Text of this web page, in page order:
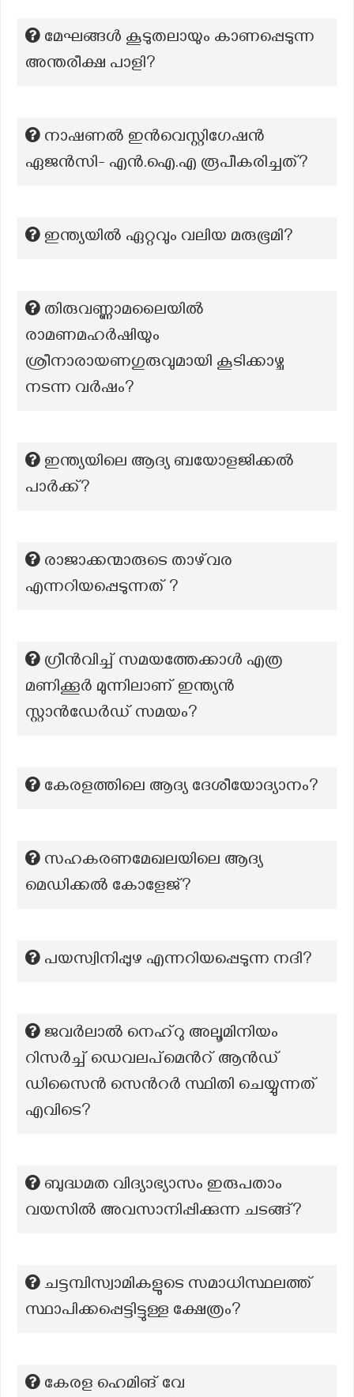
മേഘങ്ങൾ കൂടുതലായും കാണപ്പെടുന്ന
അന്തരീക്ഷ പാളി?
നാഷണൽ ഇൻവെസ്റ്റിഗേഷൻ
ഏജൻസി- എൻ.ഐ.എ രൂപീകരിച്ചത്?
ഇന്ത്യയിൽ ഏറ്റവും വലിയ മരുഭൂമി?
തിരുവണ്ണാമലൈയിൽ
രാമണമഹർഷിയും
ശ്രീനാരായണഗുരുവുമായി കൂടിക്കാഴ്ച
നടന്ന വർഷം?
ഇന്ത്യയിലെ ആദ്യ ബയോളജിക്കല്‍
പാര്‍ക്ക്?
രാജാക്കന്മാരുടെ താഴ്‌വര
എന്നറിയപ്പെടുന്നത് ?
ഗ്രീൻവിച്ച് സമയത്തേക്കാൾ എത്ര
മണിക്കൂർ മുന്നിലാണ് ഇന്ത്യൻ
സ്റ്റാൻഡേർഡ് സമയം?
കേരളത്തിലെ ആദ്യ ദേശീയോദ്യാനം?
സഹകരണമേഖലയിലെ ആദ്യ
മെഡിക്കല്‍‍ കോളേജ്?
പയസ്വിനിപ്പുഴ എന്നറിയപ്പെടുന്ന നദി?
ജവർലാൽ നെഹ്റു അലൂമിനിയം
റിസർച്ച് ഡെവലപ്മെൻറ് ആൻഡ്
ഡിസൈൻ സെൻറർ സ്ഥിതി ചെയ്യുന്നത്
എവിടെ?
ബുദ്ധമത വിദ്യാഭ്യാസം ഇരുപതാം
വയസിൽ അവസാനിപ്പിക്കുന്ന ചടങ്ങ്?
ചട്ടമ്പിസ്വാമികളുടെ സമാധിസ്ഥലത്ത്
സ്ഥാപിക്കപ്പെട്ടിട്ടുള്ള ക്ഷേത്രം?
കേരള ഹെമിങ് വേ